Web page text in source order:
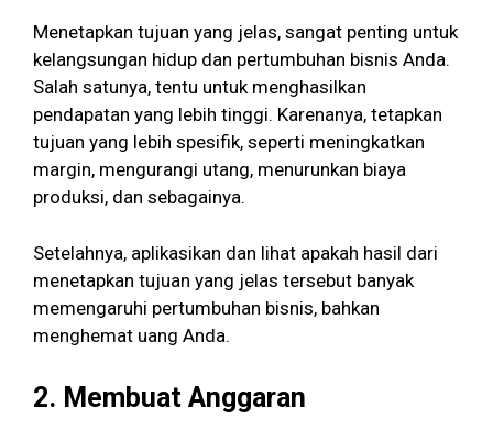
Menetapkan tujuan yang jelas, sangat penting untuk
kelangsungan hidup dan pertumbuhan bisnis Anda.
Salah satunya, tentu untuk menghasilkan
pendapatan yang lebih tinggi. Karenanya, tetapkan
tujuan yang lebih spesifik, seperti meningkatkan
margin, mengurangi utang, menurunkan biaya
produksi, dan sebagainya.
Setelahnya, aplikasikan dan lihat apakah hasil dari
menetapkan tujuan yang jelas tersebut banyak
memengaruhi pertumbuhan bisnis, bahkan
menghemat uang Anda.
2. Membuat Anggaran